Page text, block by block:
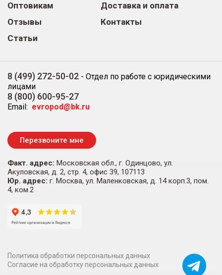
Оптовикам
Отзывы
Статьи
Доставка и оплата
Контакты
8 (499) 272-50-02 - Отдел по работе с юридическими
лицами
8 (800) 600-95-27
Email: evropod@bk.ru
Перезвоните мне
Факт. адрес: Московская обл., г. Одинцово, ул.
Акуловская, д. 2, стр. 4, офис 39, 107113
Юр. адрес: г. Москва, ул. Маленковская, д. 14 корп.3, пом.
4, ком.2
Политика обработки персональных данных
Согласие на обработку персональных данных